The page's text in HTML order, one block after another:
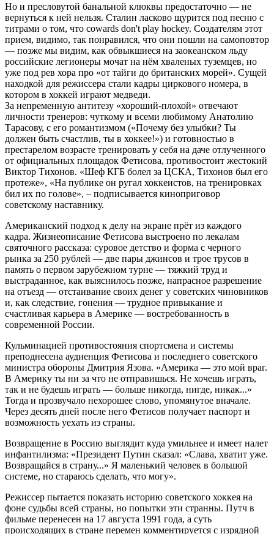
Но и пресловутой банальной клюквы предостаточно — не
вернуться к ней нельзя. Сталин ласково щурится под песню с
титрами о том, что cowards don't play hockey. Создателям этот
прием, видимо, так понравился, что они пошли на самоповтор
— позже мы видим, как обвыкшиеся на заокеанском льду
российские легионеры мочат на нём хваленых туземцев, но
уже под рев хора про «от тайги до британских морей». Сущей
находкой для режиссера стали кадры циркового номера, в
котором в хоккей играют медведи.
За непременную антитезу «хороший-плохой» отвечают
личности тренеров: чуткому и всеми любимому Анатолию
Тарасову, с его романтизмом («Почему без улыбки? Ты
должен быть счастлив, ты в хоккее!») и готовностью в
престарелом возрасте тренировать у себя на даче отлученного
от официальных площадок Фетисова, противостоит жестокий
Виктор Тихонов. «Шеф КГБ болел за ЦСКА, Тихонов был его
протеже», «На публике он ругал хоккеистов, на тренировках
бил их по голове», – подписывается киноприговор
советскому наставнику.
Американский подход к делу на экране прёт из каждого
кадра. Жизнеописание Фетисова выстроено по лекалам
святочного рассказа: суровое детство и форма с черного
рынка за 250 рублей — две пары джинсов и трое трусов в
память о первом зарубежном турне — тяжкий труд и
выстраданное, как выяснилось позже, напрасное разрешение
на отъезд — отстаивание своих денег у советских чиновников
и, как следствие, гонения — трудное привыкание и
счастливая карьера в Америке — востребованность в
современной России.
Кульминацией противостояния спортсмена и системы
преподнесена аудиенция Фетисова и последнего советского
министра обороны Дмитрия Язова. «Америка — это мой враг.
В Америку ты ни за что не отправишься. Не хочешь играть,
так и не будешь играть — больше никогда, нигде, никак...»
Тогда и прозвучало нехорошее слово, упомянутое вначале.
Через десять дней после него Фетисов получает паспорт и
возможность уехать из страны.
Возвращение в Россию выглядит куда умильнее и имеет налет
инфантилизма: «Президент Путин сказал: «Слава, хватит уже.
Возвращайся в страну...» Я маленький человек в большой
системе, но стараюсь сделать, что могу».
Режиссер пытается показать историю советского хоккея на
фоне судьбы всей страны, но попытки эти странны. Путч в
фильме перенесен на 17 августа 1991 года, а суть
происходящих в стране перемен комментируется с изрядной